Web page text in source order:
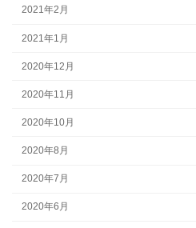
2021年2月
2021年1月
2020年12月
2020年11月
2020年10月
2020年8月
2020年7月
2020年6月